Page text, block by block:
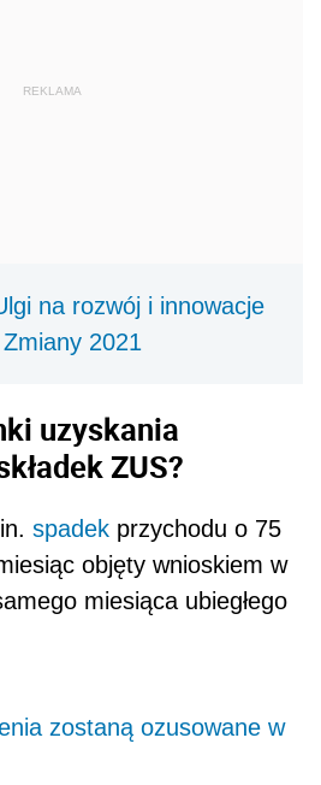
REKLAMA
na rozwój i innowacje
2021
uzyskania
ZUS?
spadek przychodu o 75
objęty wnioskiem w
miesiąca ubiegłego
zostaną ozusowane w